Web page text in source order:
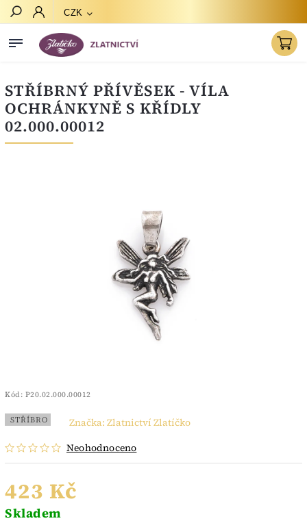
CZK
STŘÍBRNÝ PŘÍVĚSEK - VÍLA
OCHRÁNKYNĚ S KŘÍDLY
02.000.00012
Kód: P20.02.000.00012
STŘÍBRO
Neohodnoceno
Značka: Zlatnictví Zlatíčko
423 Kč
Skladem